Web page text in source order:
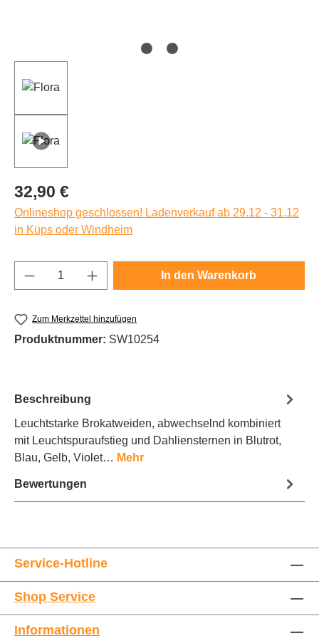
Regulärer Preis:
32,90 €
Onlineshop geschlossen! Ladenverkauf ab 29.12 - 31.12
in Küps oder Windheim
Produkt Anzahl: Gib den gewünschten
In den Warenkorb
Zum Merkzettel hinzufügen
Produktnummer: SW10254
Beschreibung
Leuchtstarke Brokatweiden, abwechselnd kombiniert
mit Leuchtspuraufstieg und Dahliensternen in Blutrot,
Blau, Gelb, Violet… Mehr
Bewertungen
Service-Hotline
Shop Service
Informationen